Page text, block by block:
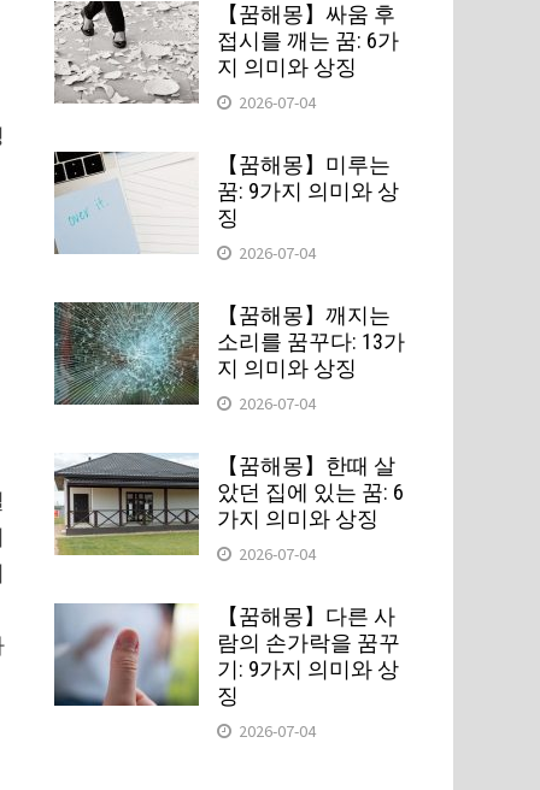
【꿈해몽】싸움 후
접시를 깨는 꿈: 6가
지 의미와 상징
2026-07-04
【꿈해몽】미루는
꿈: 9가지 의미와 상
징
2026-07-04
【꿈해몽】깨지는
소리를 꿈꾸다: 13가
지 의미와 상징
2026-07-04
【꿈해몽】한때 살
았던 집에 있는 꿈: 6
가지 의미와 상징
2026-07-04
【꿈해몽】다른 사
람의 손가락을 꿈꾸
기: 9가지 의미와 상
징
2026-07-04